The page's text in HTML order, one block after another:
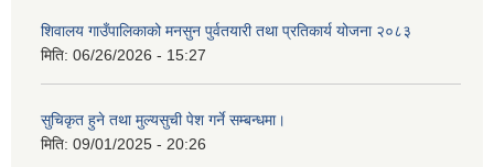
शिवालय गाउँपालिकाको मनसुन पुर्वतयारी तथा प्रतिकार्य योजना २०८३
मिति: 06/26/2026 - 15:27
सुचिकृत हुने तथा मुल्यसुची पेश गर्ने सम्बन्धमा।
मिति: 09/01/2025 - 20:26